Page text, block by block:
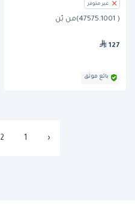
غير متوفر
( 47575.1001)من بّن
127
بائع موثق
‹
1
2